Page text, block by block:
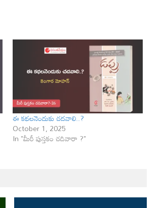
ఈ కథలనెందుకు చదవాలి..?
October 1, 2025
In "మీరీ పుస్తకం చదివారా ?"